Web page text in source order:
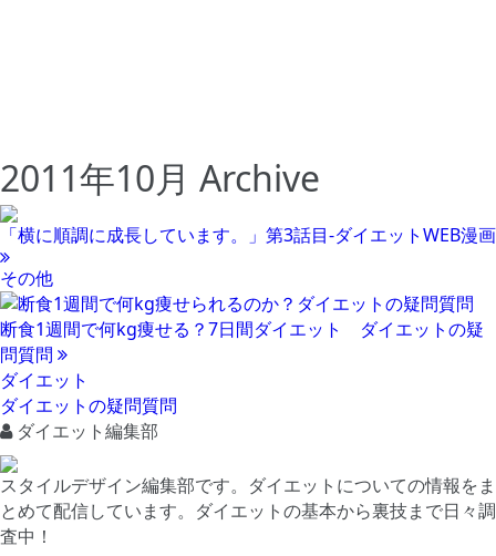
2011年10月 Archive
「横に順調に成長しています。」第3話目-ダイエットWEB漫画
その他
断食1週間で何kg痩せる？7日間ダイエット ダイエットの疑
問質問
ダイエット
ダイエットの疑問質問
ダイエット編集部
スタイルデザイン編集部です。ダイエットについての情報をま
とめて配信しています。ダイエットの基本から裏技まで日々調
査中！